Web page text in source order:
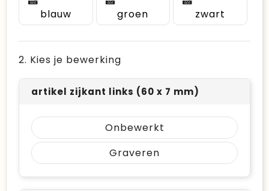
blauw groen zwart
2. Kies je bewerking
artikel zijkant links (60 x 7 mm)
Onbewerkt
Graveren